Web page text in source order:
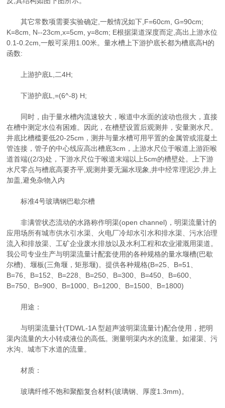
其它常数项需要实验确定,一般情况如下,F=60cm, G=90cm;
K=8cm, N--23cm,x=5cm, y=8cm; E根据渠道深度而定,高出上游水位
0.1-0.2cm,一般可采用1.00米。量水槽上下游护底长都为槽底高H的
函数:
上游护底L,二4H;
下游护底L,=(6^-8) H;
同时，由于量水槽内流速较大，喉道中水面的波动也很大，直接
在槽中测定水位有困难。因此，在槽壁设置后观测井，安量测水尺。
井底比槽槛要低20-25cm，测井与量水槽可用平置的金属管或混凝土
管连接，管子的中心线应高出槽底3cm，上游水尺位于喉道上游距喉
道首端((2/3)处，下游水尺位于喉道末端以上5cm的槽壁处。上下游
水尺零点与槽底高要齐平,观测井要无漏水现象,井中经常理泥沙,井上
加盖,避免杂物入内
标准4号玻璃钢巴歇尔槽
非满管状态流动的水路称作明渠(open channel)，明渠流量计的
应用场所有城市供水引水渠、火电厂冷却水引水和排水渠、污水治理
流入和排放渠、工矿企业废水排放以及水利工程和农业灌溉用渠道。
我公司专业生产与明渠流量计配套使用的各种规格的量水堰槽(巴歇
尔槽)、堰板(三角堰，矩形堰)。提供各种规格(B=25、B=51、
B=76、B=152、B=228、B=250、B=300、B=450、B=600、
B=750、B=900、B=1000、B=1200、B=1500、B=1800)
用途：
与明渠流量计(TDWL-1A 型超声波明渠流量计)配合使用，把明
渠内流量的大小转成液位的高低。测量明渠内水的流量。如灌渠、污
水沟、城市下水道的流量。
材质：
玻璃纤维不饱和聚酯复合材料(玻璃钢、厚度1.3mm)。